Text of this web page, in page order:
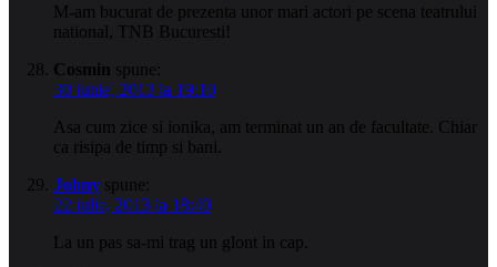
M-am bucurat de prezenta unor mari actori pe scena teatrului
national, TNB Bucuresti!
Cosmin spune:
30 iunie, 2013 la 19:10
Asa cum zice si ionika, am terminat un an de facultate. Chiar
ca risipa de timp si bani.
Johny spune:
22 iulie, 2013 la 18:40
La un pas sa-mi trag un glont in cap.